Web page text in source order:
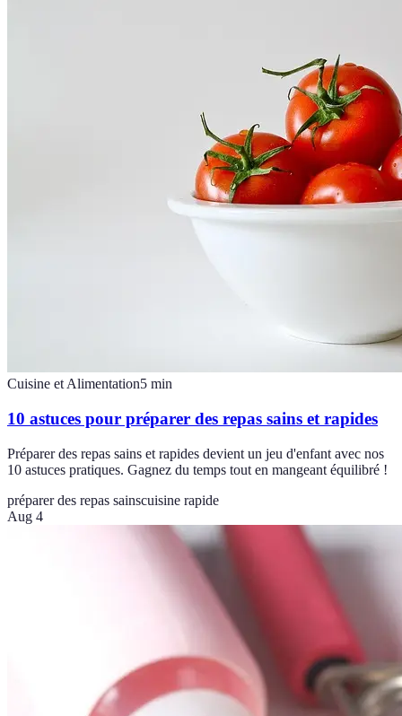
Cuisine et Alimentation5 min
10 astuces pour préparer des repas sains et rapides
Préparer des repas sains et rapides devient un jeu d'enfant avec nos
10 astuces pratiques. Gagnez du temps tout en mangeant équilibré !
préparer des repas sainscuisine rapide
Aug 4